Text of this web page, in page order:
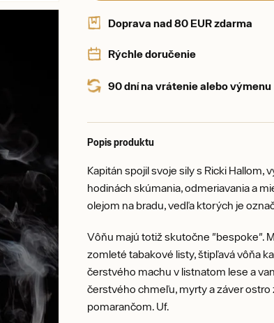
Doprava nad 80 EUR zdarma
Rýchle doručenie
90 dní na vrátenie alebo výmenu
Popis produktu
Kapitán spojil svoje sily s Ricki Hallom,
hodinách skúmania, odmeriavania a
olejom na bradu, vedľa ktorých je
Vôňu majú totiž skutočne "bespoke".
zomleté tabakové listy, štipľavá vôňa
čerstvého machu v listnatom lese a
čerstvého chmeľu, myrty a záver
pomarančom. Uf.